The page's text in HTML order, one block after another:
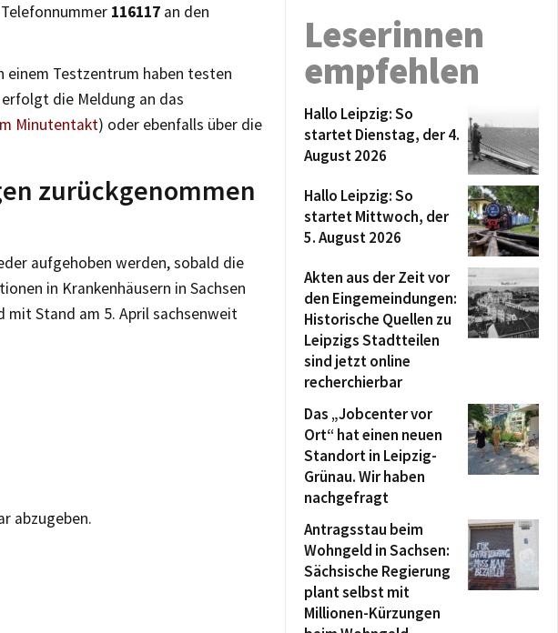
116117 an den
einem Testzentrum haben testen
die Meldung an das
Minutentakt) oder ebenfalls über die
zurückgenommen
aufgehoben werden, sobald die
in Krankenhäusern in Sachsen
Stand am 5. April sachsenweit
abzugeben.
Leserinnen
empfehlen
Hallo Leipzig: So
startet Dienstag, der 4.
August 2026
Hallo Leipzig: So
startet Mittwoch, der
5. August 2026
Akten aus der Zeit vor
den Eingemeindungen:
Historische Quellen zu
Leipzigs Stadtteilen
sind jetzt online
recherchierbar
Das „Jobcenter vor
Ort“ hat einen neuen
Standort in Leipzig-
Grünau. Wir haben
nachgefragt
Antragsstau beim
Wohngeld in Sachsen:
Sächsische Regierung
plant selbst mit
Millionen-Kürzungen